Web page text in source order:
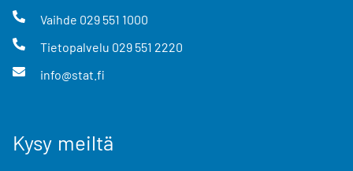
Vaihde 029 551 1000
Tietopalvelu 029 551 2220
info@stat.fi
Kysy meiltä